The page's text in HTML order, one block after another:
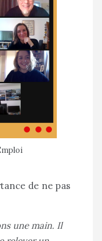
de ne pas
une main. Il